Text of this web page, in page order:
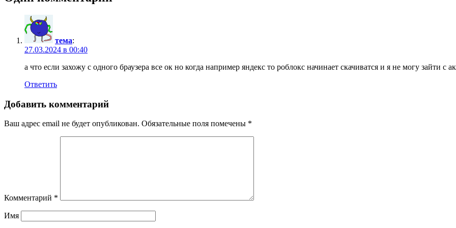
тема:
27.03.2024 в 00:40
а что если захожу с одного браузера все ок но когда например яндекс то роблокс начинает скачиватся и я не могу зайти с
Ответить
Добавить комментарий
Ваш адрес email не будет опубликован. Обязательные поля помечены *
Комментарий *
Имя